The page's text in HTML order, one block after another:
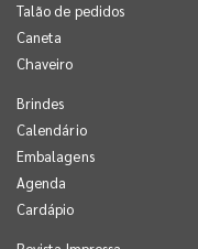
Talão de pedidos
Caneta
Chaveiro
Brindes
Calendário
Embalagens
Agenda
Cardápio